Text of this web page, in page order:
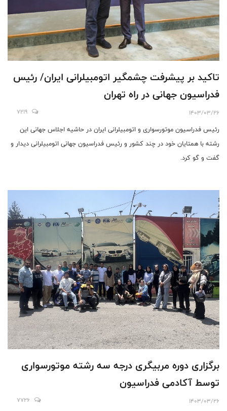
تاکید بر پیشرفت چشمگیر اتومبیلرانی ایران/ رئیس
فدراسیون جهانی در راه تهران
1403/03/26
7219
رئیس فدراسیون موتورسواری و اتومبیلرانی ایران در حاشیه اجلاس جهانی این
رشته با همتایان خود در چند کشور و رئیس فدراسیون جهانی اتومبیلرانی دیدار و
گفت و گو کرد.
برگزاری دوره مربیگری درجه سه رشته موتورسواری
توسط آکادمی فدراسیون
1403/03/26
7726